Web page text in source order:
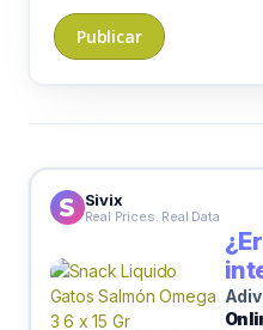
Sivix
Real Prices. Real Data